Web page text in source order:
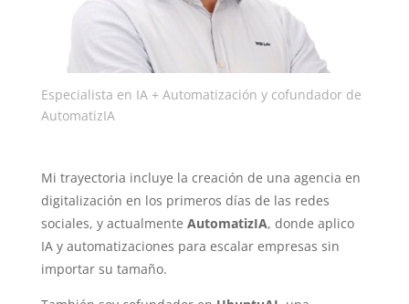
Especialista en IA + Automatización y cofundador de
AutomatizIA
Mi trayectoria incluye la creación de una agencia en
digitalización en los primeros días de las redes
sociales, y actualmente AutomatizIA, donde aplico
IA y automatizaciones para escalar empresas sin
importar su tamaño.